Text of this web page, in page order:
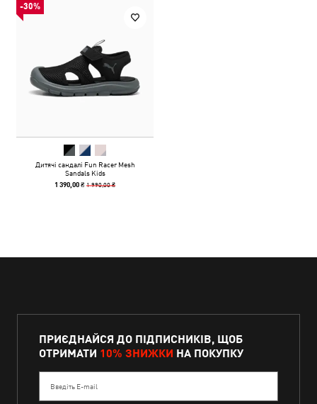
-30%
Дитячі сандалі Fun Racer Mesh
Sandals Kids
1 390,00 ₴1 990,00 ₴
ПРИЄДНАЙСЯ ДО ПІДПИСНИКІВ, ЩОБ
ОТРИМАТИ 10% ЗНИЖКИ НА ПОКУПКУ
Введіть E-mail